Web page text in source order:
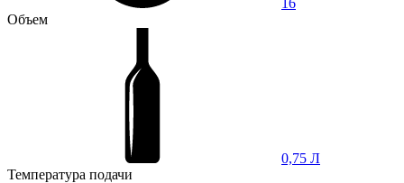
Объем
0,75 Л
Температура подачи